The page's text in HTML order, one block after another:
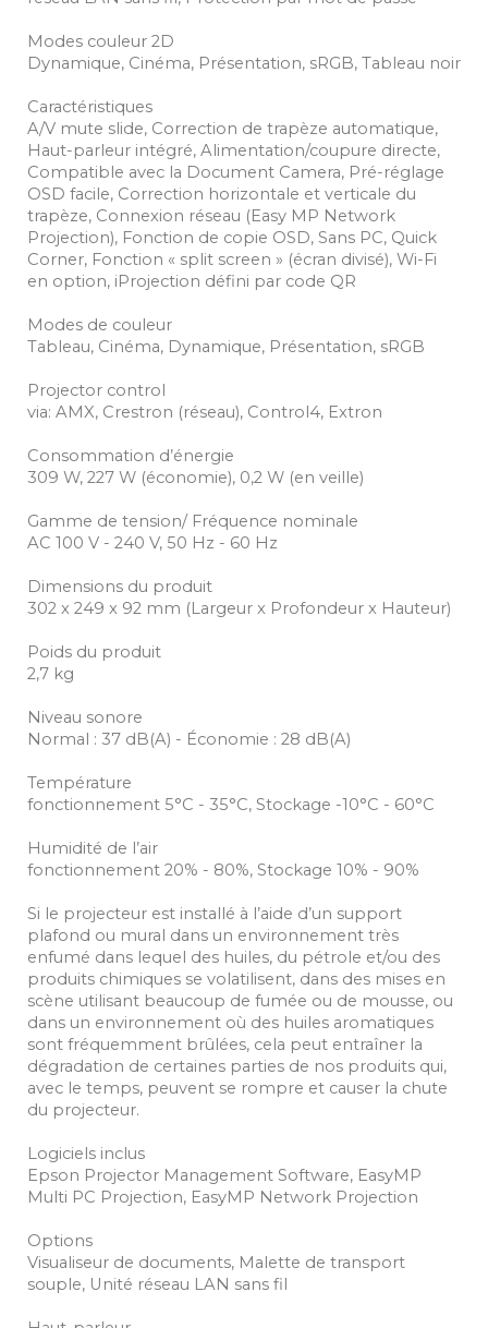
Modes couleur 2D
Dynamique, Cinéma, Présentation, sRGB, Tableau noir
Caractéristiques
A/V mute slide, Correction de trapèze automatique,
Haut-parleur intégré, Alimentation/coupure directe,
Compatible avec la Document Camera, Pré-réglage
OSD facile, Correction horizontale et verticale du
trapèze, Connexion réseau (Easy MP Network
Projection), Fonction de copie OSD, Sans PC, Quick
Corner, Fonction « split screen » (écran divisé), Wi-Fi
en option, iProjection défini par code QR
Modes de couleur
Tableau, Cinéma, Dynamique, Présentation, sRGB
Projector control
via: AMX, Crestron (réseau), Control4, Extron
Consommation d’énergie
309 W, 227 W (économie), 0,2 W (en veille)
Gamme de tension/ Fréquence nominale
AC 100 V - 240 V, 50 Hz - 60 Hz
Dimensions du produit
302‎ x 249 x 92 mm (Largeur x Profondeur x Hauteur)
Poids du produit
2,7 kg
Niveau sonore
Normal : 37 dB(A) - Économie : 28 dB(A)
Température
fonctionnement 5°C - 35°C, Stockage -10°C - 60°C
Humidité de l’air
fonctionnement 20% - 80%, Stockage 10% - 90%
Si le projecteur est installé à l’aide d’un support
plafond ou mural dans un environnement très
enfumé dans lequel des huiles, du pétrole et/ou des
produits chimiques se volatilisent, dans des mises en
scène utilisant beaucoup de fumée ou de mousse, ou
dans un environnement où des huiles aromatiques
sont fréquemment brûlées, cela peut entraîner la
dégradation de certaines parties de nos produits qui,
avec le temps, peuvent se rompre et causer la chute
du projecteur.
Logiciels inclus
Epson Projector Management Software, EasyMP
Multi PC Projection, EasyMP Network Projection
Options
Visualiseur de documents, Malette de transport
souple, Unité réseau LAN sans fil